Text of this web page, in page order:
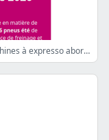
Meilleurs pneus d'été, fiabilité des laptops, machines à expresso abordables, meilleurs VPN, stockage Androïd, Trazodone